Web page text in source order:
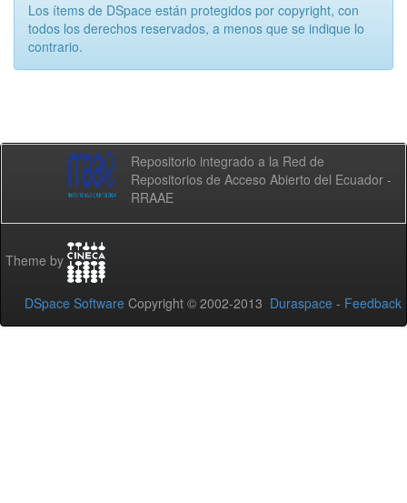
Los ítems de DSpace están protegidos por copyright, con
todos los derechos reservados, a menos que se indique lo
contrario.
Repositorio integrado a la Red de
Repositorios de Acceso Abierto del Ecuador -
RRAAE
Theme by
DSpace Software Copyright © 2002-2013 Duraspace - Feedback